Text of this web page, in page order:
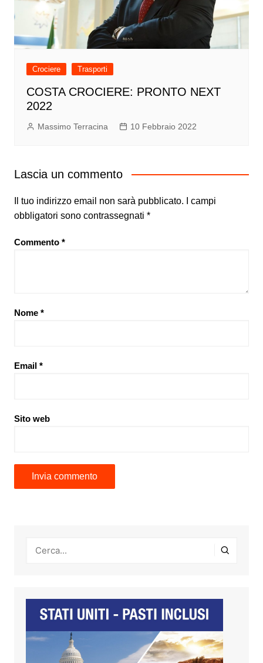
Crociere Trasporti
COSTA CROCIERE: PRONTO NEXT
2022
Massimo Terracina 10 Febbraio 2022
Lascia un commento
Il tuo indirizzo email non sarà pubblicato.
I campi
obbligatori sono contrassegnati *
Commento *
Nome *
Email *
Sito web